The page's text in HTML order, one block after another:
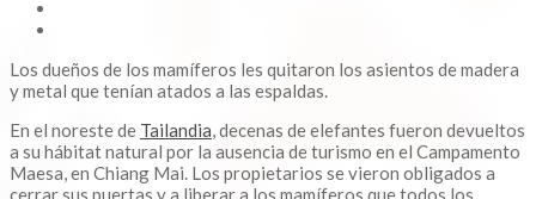
Los dueños de los mamíferos les quitaron los asientos de madera
y metal que tenían atados a las espaldas.
En el noreste de Tailandia​, decenas de elefantes fueron devueltos
a su hábitat natural por la ausencia de turismo en el Campamento
Maesa, en Chiang Mai. Los propietarios se vieron obligados a